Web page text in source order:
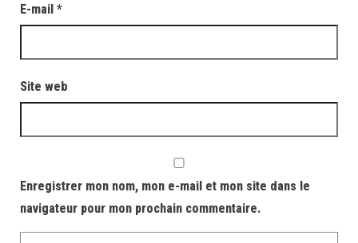
E-mail *
Site web
Enregistrer mon nom, mon e-mail et mon site dans le
navigateur pour mon prochain commentaire.